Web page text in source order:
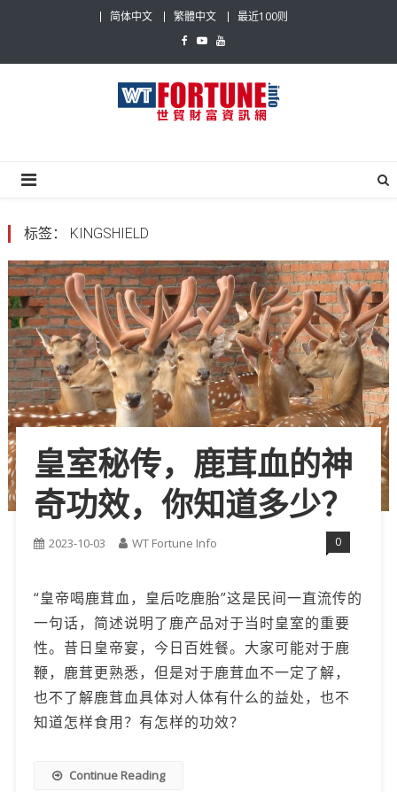
简体中文 繁體中文 最近100则
标签： KINGSHIELD
皇室秘传，鹿茸血的神
奇功效，你知道多少？
2023-10-03 WT Fortune Info 0
“皇帝喝鹿茸血，皇后吃鹿胎”这是民间一直流传的
一句话，简述说明了鹿产品对于当时皇室的重要
性。昔日皇帝宴，今日百姓餐。大家可能对于鹿
鞭，鹿茸更熟悉，但是对于鹿茸血不一定了解，
也不了解鹿茸血具体对人体有什么的益处，也不
知道怎样食用？有怎样的功效？
Continue Reading